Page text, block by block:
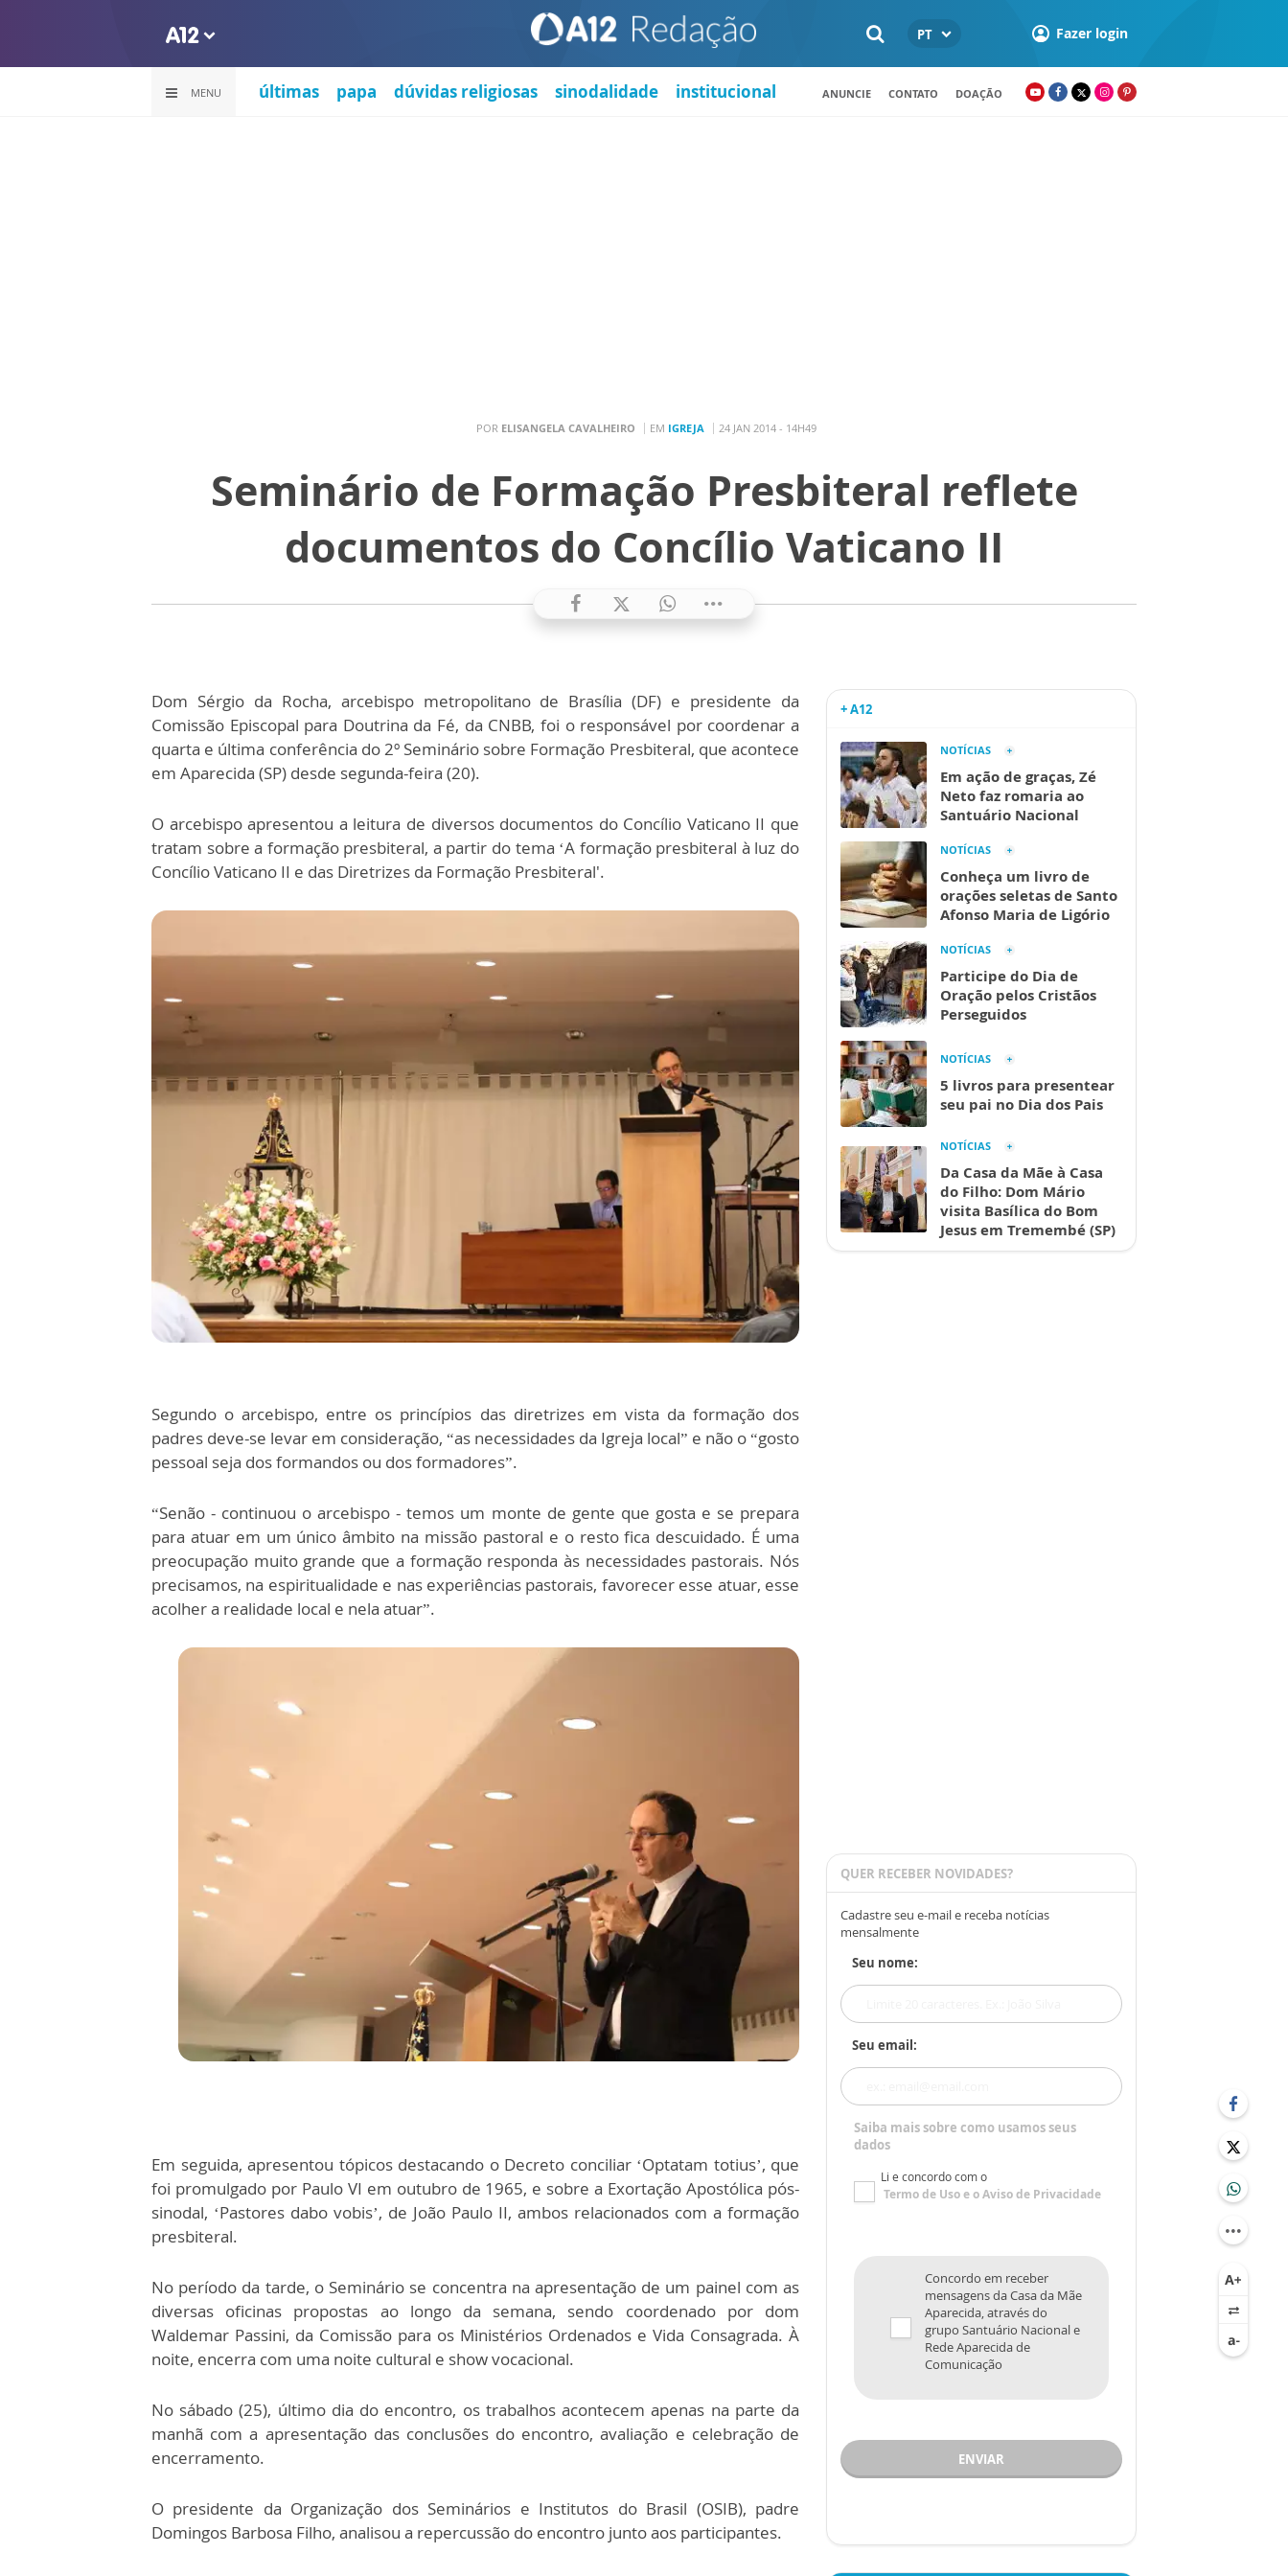
PT Fazer login
MENU últimas papa dúvidas religiosas sinodalidade institucional ANUNCIE CONTATO DOAÇÃO
POR ELISANGELA CAVALHEIRO EM IGREJA 24 JAN 2014 - 14H49
Seminário de Formação Presbiteral reflete
documentos do Concílio Vaticano II
Dom Sérgio da Rocha, arcebispo metropolitano de Brasília (DF) e presidente da
Comissão Episcopal para Doutrina da Fé, da CNBB, foi o responsável por coordenar a
quarta e última conferência do 2º Seminário sobre Formação Presbiteral, que acontece
em Aparecida (SP) desde segunda-feira (20).
O arcebispo apresentou a leitura de diversos documentos do Concílio Vaticano II que
tratam sobre a formação presbiteral, a partir do tema ‘A formação presbiteral à luz do
Concílio Vaticano II e das Diretrizes da Formação Presbiteral'.
Segundo o arcebispo, entre os princípios das diretrizes em vista da formação dos
padres deve-se levar em consideração, “as necessidades da Igreja local” e não o “gosto
pessoal seja dos formandos ou dos formadores”.
“Senão - continuou o arcebispo - temos um monte de gente que gosta e se prepara
para atuar em um único âmbito na missão pastoral e o resto fica descuidado. É uma
preocupação muito grande que a formação responda às necessidades pastorais. Nós
precisamos, na espiritualidade e nas experiências pastorais, favorecer esse atuar, esse
acolher a realidade local e nela atuar”.
Em seguida, apresentou tópicos destacando o Decreto conciliar ‘Optatam totius’, que
foi promulgado por Paulo VI em outubro de 1965, e sobre a Exortação Apostólica pós-
sinodal, ‘Pastores dabo vobis’, de João Paulo II, ambos relacionados com a formação
presbiteral.
No período da tarde, o Seminário se concentra na apresentação de um painel com as
diversas oficinas propostas ao longo da semana, sendo coordenado por dom
Waldemar Passini, da Comissão para os Ministérios Ordenados e Vida Consagrada. À
noite, encerra com uma noite cultural e show vocacional.
No sábado (25), último dia do encontro, os trabalhos acontecem apenas na parte da
manhã com a apresentação das conclusões do encontro, avaliação e celebração de
encerramento.
O presidente da Organização dos Seminários e Institutos do Brasil (OSIB), padre
Domingos Barbosa Filho, analisou a repercussão do encontro junto aos participantes.
+ A12
NOTÍCIAS
Em ação de graças, Zé
Neto faz romaria ao
Santuário Nacional
NOTÍCIAS
Conheça um livro de
orações seletas de Santo
Afonso Maria de Ligório
NOTÍCIAS
Participe do Dia de
Oração pelos Cristãos
Perseguidos
NOTÍCIAS
5 livros para presentear
seu pai no Dia dos Pais
NOTÍCIAS
Da Casa da Mãe à Casa
do Filho: Dom Mário
visita Basílica do Bom
Jesus em Tremembé (SP)
QUER RECEBER NOVIDADES?
Cadastre seu e-mail e receba notícias
mensalmente
Seu nome:
Seu email:
Saiba mais sobre como usamos seus
dados
Li e concordo com o
Termo de Usoe oAviso de Privacidade
Concordo em receber
mensagens da Casa da Mãe
Aparecida, através do
grupo Santuário Nacional e
Rede Aparecida de
Comunicação
ENVIAR